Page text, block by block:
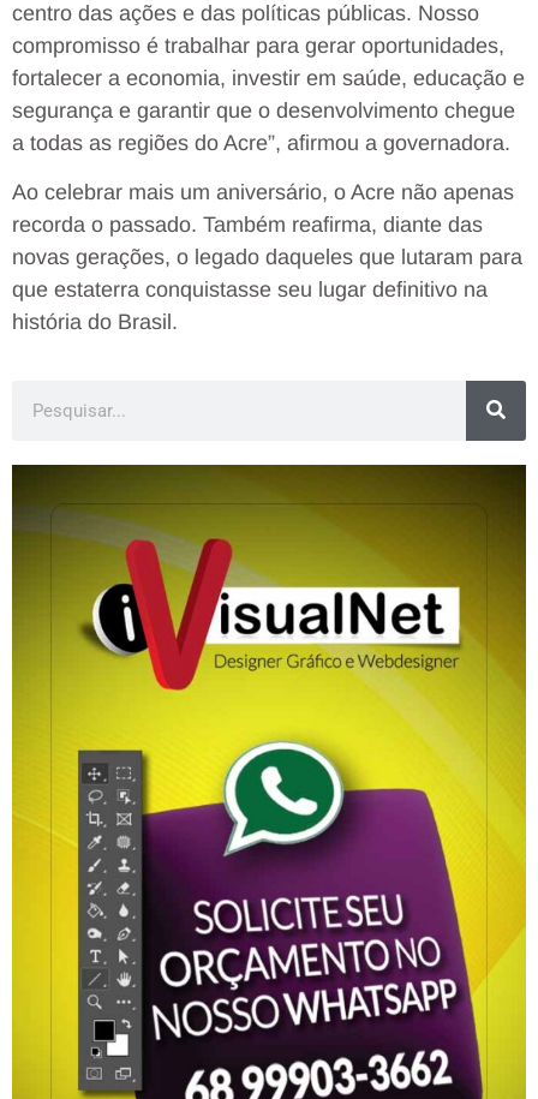
centro das ações e das políticas públicas. Nosso
compromisso é trabalhar para gerar oportunidades,
fortalecer a economia, investir em saúde, educação e
segurança e garantir que o desenvolvimento chegue
a todas as regiões do Acre”, afirmou a governadora.
Ao celebrar mais um aniversário, o Acre não apenas
recorda o passado. Também reafirma, diante das
novas gerações, o legado daqueles que lutaram para
que estaterra conquistasse seu lugar definitivo na
história do Brasil.